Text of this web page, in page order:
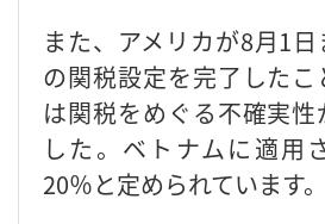
また、アメリカが8月1
の関税設定を完了した
は関税をめぐる不確実
した。ベトナムに適用
20％と定められています。